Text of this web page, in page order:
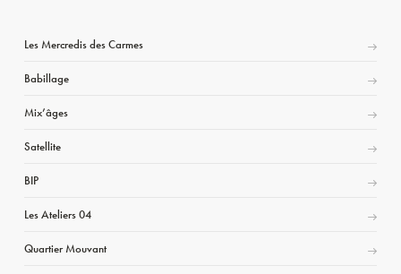
Les Mercredis des Carmes
Babillage
Mix’âges
Satellite
BIP
Les Ateliers 04
Quartier Mouvant